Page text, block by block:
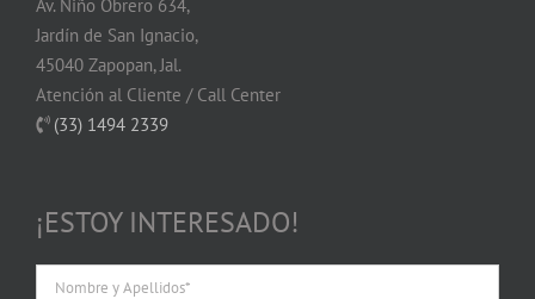
Av. Niño Obrero 634,
Jardín de San Ignacio,
45040 Zapopan, Jal.
Atención al Cliente / Call Center
(33) 1494 2339
¡ESTOY INTERESADO!